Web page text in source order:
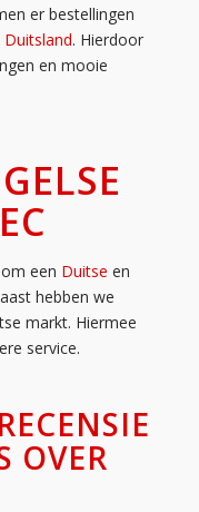
er bestellingen
Duitsland. Hierdoor
en mooie
een Duitse en
hebben we
markt. Hiermee
service.
OVER